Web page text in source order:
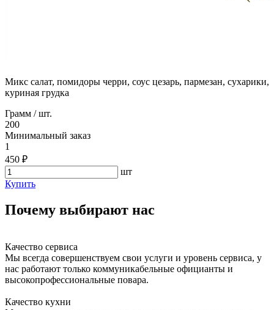
Микс салат, помидоры черри, соус цезарь, пармезан, сухарики,
куриная грудка
Грамм / шт.
200
Минимальный заказ
1
450 ₽
шт
Купить
Почему выбирают нас
Качество сервиса
Мы всегда совершенствуем свои услуги и уровень сервиса, у
нас работают только коммуникабельные официанты и
высокопрофессиональные повара.
Качество кухни